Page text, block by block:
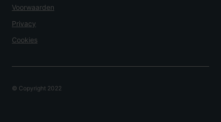
Voorwaarden
Privacy
Cookies
© Copyright 2022